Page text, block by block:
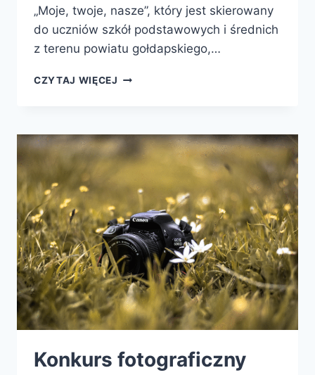
„Moje, twoje, nasze”, który jest skierowany
do uczniów szkół podstawowych i średnich
z terenu powiatu gołdapskiego,…
CZYTAJ WIĘCEJ POWIATOWY
HASŁEM
„MOJE,
TWOJE,
ZMIANA
DATY
FINAŁU
Konkurs fotograficzny